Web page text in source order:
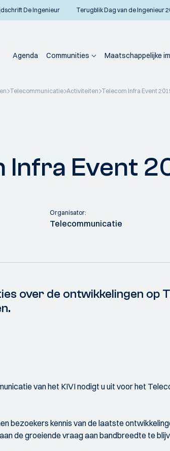
De Ingenieur Terugblik Dag van de Ingenieur
Agenda Communities Maatschappelijke
Telecommunicatie Activiteiten Telecom Infra Event
Infra Event
Organisator:
Telecommunicatie
over de ontwikkelingen op
van het KIVI nodigt u uit voor het
bezoekers kennis van de laatste
de groeiende vraag aan bandbreedte te